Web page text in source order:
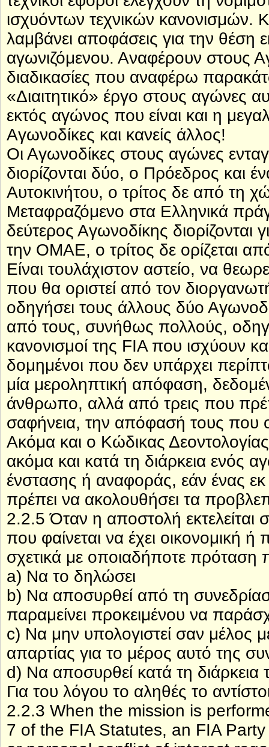
ισχυόντων τεχνικών
λαμβάνει αποφάσεις για την θέση
αγωνιζόμενου. Αναφέρουν στους
διαδικασίες που αναφέρω
«Διαιτητικό» έργο στους αγώνες
εκτός αγώνος που είναι και η
Αγωνοδίκες και κανείς άλλος!
Οι Αγωνοδίκες στους αγώνες
διορίζονται δύο, ο Πρόεδρος και
Αυτοκινήτου, ο τρίτος δε από τη
Μεταφραζόμενο στα Ελληνικά
δεύτερος Αγωνοδίκης
την ΟΜΑΕ, ο τρίτος δε ορίζεται
Είναι τουλάχιστον αστείο, να
που θα οριστεί από τον
οδηγήσει τους άλλους δύο
από τους, συνήθως πολλούς,
κανονισμοί της FIA που ισχύουν
δομημένοι που δεν υπάρχει
μία μεροληπτική απόφαση,
άνθρωπο, αλλά από τρεις που
σαφήνεια, την απόφασή τους που
Ακόμα και ο Κώδικας
ακόμα και κατά τη διάρκεια ενός
ένστασης ή αναφοράς, εάν ένας
πρέπει να ακολουθήσει τα
2.2.5 Όταν η αποστολή
που φαίνεται να έχει
σχετικά με οποιαδήποτε πρόταση
a) Να το δηλώσει
b) Να αποσυρθεί από τη
παραμείνει προκειμένου να
c) Να μην υπολογιστεί σαν μέλος
απαρτίας για το μέρος αυτό της
d) Να αποσυρθεί κατά τη
Για του λόγου το αληθές το
2.2.3 When the mission is
7 of the FIA Statutes, an FIA